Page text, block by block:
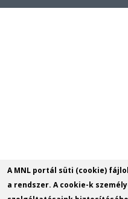
A MNL portál süti (cookie)
a rendszer. A cookie-k